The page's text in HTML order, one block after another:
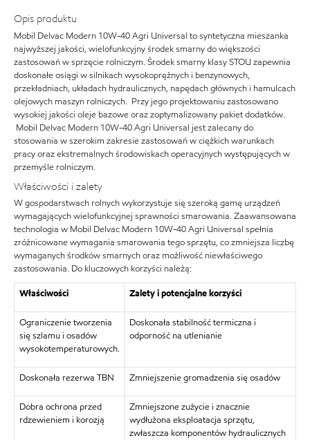
Opis produktu
Mobil Delvac Modern 10W-40 Agri Universal to syntetyczna mieszanka
najwyższej jakości, wielofunkcyjny środek smarny do większości
zastosowań w sprzęcie rolniczym. Środek smarny klasy STOU zapewnia
doskonałe osiągi w silnikach wysokoprężnych i benzynowych,
przekładniach, układach hydraulicznych, napędach głównych i hamulcach
olejowych maszyn rolniczych. Przy jego projektowaniu zastosowano
wysokiej jakości oleje bazowe oraz zoptymalizowany pakiet dodatków.
Mobil Delvac Modern 10W-40 Agri Universal jest zalecany do
stosowania w szerokim zakresie zastosowań w ciężkich warunkach
pracy oraz ekstremalnych środowiskach operacyjnych występujących w
przemyśle rolniczym.
Właściwości i zalety
W gospodarstwach rolnych wykorzystuje się szeroką gamę urządzeń
wymagających wielofunkcyjnej sprawności smarowania. Zaawansowana
technologia w Mobil Delvac Modern 10W-40 Agri Universal spełnia
zróżnicowane wymagania smarowania tego sprzętu, co zmniejsza liczbę
wymaganych środków smarnych oraz możliwość niewłaściwego
zastosowania. Do kluczowych korzyści należą:
Właściwości
Zalety i potencjalne korzyści
Ograniczenie tworzenia
się szlamu i osadów
wysokotemperaturowych.
Doskonała stabilność termiczna i
odporność na utlenianie
Doskonała rezerwa TBN Zmniejszenie gromadzenia się osadów
Dobra ochrona przed
rdzewieniem i korozją
Zmniejszone zużycie i znacznie
wydłużona eksploatacja sprzętu,
zwłaszcza komponentów hydraulicznych